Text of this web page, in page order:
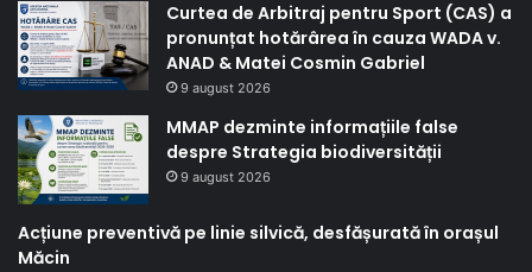
Curtea de Arbitraj pentru Sport (CAS) a
pronunțat hotărârea în cauza WADA v.
ANAD & Matei Cosmin Gabriel
9 august 2026
MMAP dezminte informațiile false
despre Strategia biodiversității
9 august 2026
Acțiune preventivă pe linie silvică, desfășurată în orașul
Măcin